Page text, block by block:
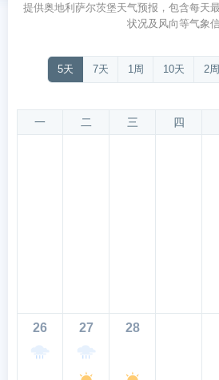
提供奥地利萨尔茨堡天气预报，包含每天
状况及风向等气象
5天 7天 1周 10天 2周
一 二 三 四
26 27 28